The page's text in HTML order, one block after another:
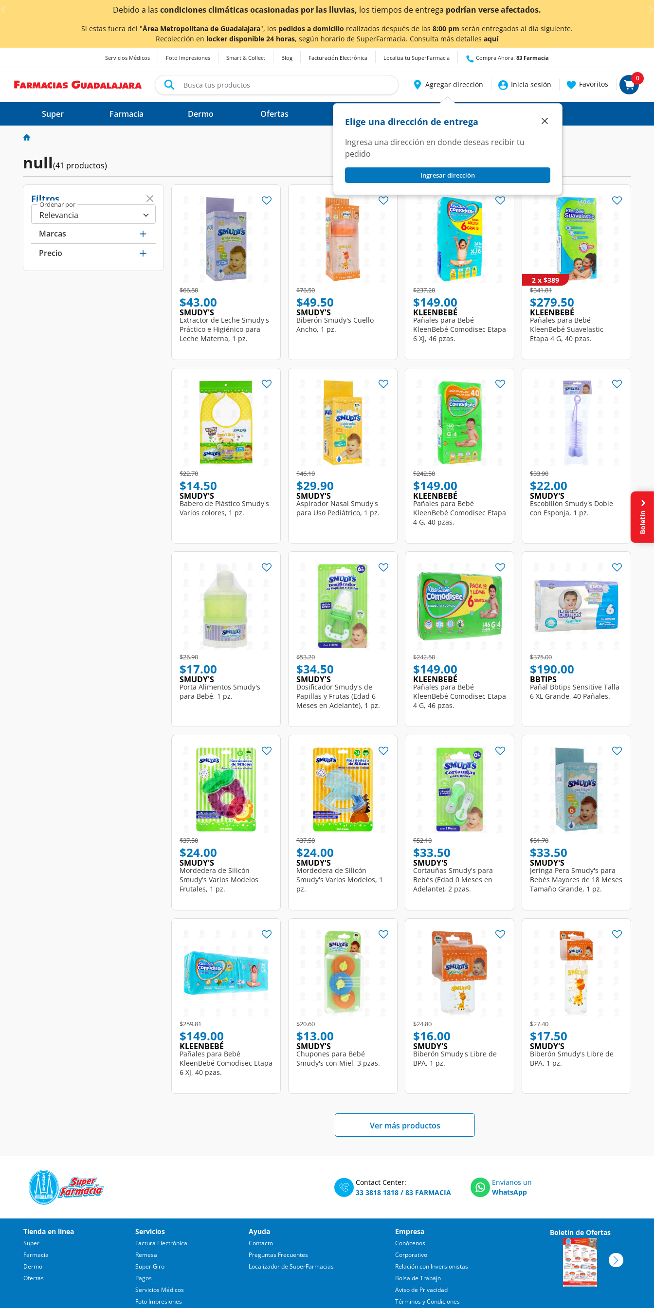
< div class="carousel-inner"> ¡Ahora también en Aguascalientes!Daclic aquípara conocer detalles.
Si estas fuera del "Área Metropolitana de Guadalajara", los pedidos a domicilio realizados después de las 8:00 pm serán entregados al día siguiente.
Recolección en locker disponible 24 horas, según horario de SuperFarmacia. Consulta más detalles aquí
Servicios Médicos Foto Impresiones Smart & Collect Blog Facturación Electrónica Localiza tu SuperFarmacia Compra Ahora: 83 Farmacia
Agregar dirección
Elige una dirección de entrega
Ingresa una dirección en donde deseas recibir tu
pedido
Ingresar dirección
×
Inicia sesión Favoritos
0
Super Farmacia Dermo Ofertas
null(41 productos)
Filtros
Ordenar por
Marcas
Precio
Price reduced from
$66.80to
$43.00
SMUDY'S
Extractor de Leche Smudy's
Práctico e Higiénico para
Leche Materna, 1 pz.
Price reduced from
$76.50to
$49.50
SMUDY'S
Biberón Smudy's Cuello
Ancho, 1 pz.
Price reduced from
$237.20to
$149.00
KLEENBEBÉ
Pañales para Bebé
KleenBebé Comodisec Etapa
6 XJ, 46 pzas.
Price reduced from
$341.81to
$279.50
KLEENBEBÉ
Pañales para Bebé
KleenBebé Suavelastic
Etapa 4 G, 40 pzas.
2 x $389
Price reduced from
$22.70to
$14.50
SMUDY'S
Babero de Plástico Smudy's
Varios colores, 1 pz.
Price reduced from
$46.10to
$29.90
SMUDY'S
Aspirador Nasal Smudy's
para Uso Pediátrico, 1 pz.
Price reduced from
$242.50to
$149.00
KLEENBEBÉ
Pañales para Bebé
KleenBebé Comodisec Etapa
4 G, 40 pzas.
Price reduced from
$33.90to
$22.00
SMUDY'S
Escobillón Smudy's Doble
con Esponja, 1 pz.
Price reduced from
$26.90to
$17.00
SMUDY'S
Porta Alimentos Smudy's
para Bebé, 1 pz.
Price reduced from
$53.20to
$34.50
SMUDY'S
Dosificador Smudy's de
Papillas y Frutas (Edad 6
Meses en Adelante), 1 pz.
Price reduced from
$242.50to
$149.00
KLEENBEBÉ
Pañales para Bebé
KleenBebé Comodisec Etapa
4 G, 46 pzas.
Price reduced from
$375.00to
$190.00
BBTIPS
Pañal Bbtips Sensitive Talla
6 XL Grande, 40 Pañales.
Price reduced from
$37.50to
$24.00
SMUDY'S
Mordedera de Silicón
Smudy's Varios Modelos
Frutales, 1 pz.
Price reduced from
$37.50to
$24.00
SMUDY'S
Mordedera de Silicón
Smudy's Varios Modelos, 1
pz.
Price reduced from
$52.10to
$33.50
SMUDY'S
Cortauñas Smudy's para
Bebés (Edad 0 Meses en
Adelante), 2 pzas.
Price reduced from
$51.70to
$33.50
SMUDY'S
Jeringa Pera Smudy's para
Bebés Mayores de 18 Meses
Tamaño Grande, 1 pz.
Price reduced from
$259.81to
$149.00
KLEENBEBÉ
Pañales para Bebé
KleenBebé Comodisec Etapa
6 XJ, 40 pzas.
Price reduced from
$20.60to
$13.00
SMUDY'S
Chupones para Bebé
Smudy's con Miel, 3 pzas.
Price reduced from
$24.80to
$16.00
SMUDY'S
Biberón Smudy's Libre de
BPA, 1 pz.
Price reduced from
$27.40to
$17.50
SMUDY'S
Biberón Smudy's Libre de
BPA, 1 pz.
Ver más productos
Contact Center:
33 3818 1818 / 83 FARMACIA
Envíanos un
WhatsApp
Tienda en línea
Super
Farmacia
Dermo
Ofertas
Servicios
Factura Electrónica
Remesa
Super Giro
Pagos
Servicios Médicos
Foto Impresiones
Ayuda
Contacto
Preguntas Frecuentes
Localizador de SuperFarmacias
Empresa
Conócenos
Corporativo
Relación con Inversionistas
Bolsa de Trabajo
Aviso de Privacidad
Términos y Condiciones
Boletín de Ofertas
Boletín